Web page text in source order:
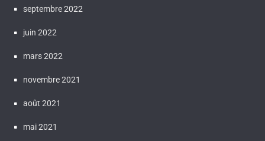
septembre 2022
juin 2022
mars 2022
novembre 2021
août 2021
mai 2021